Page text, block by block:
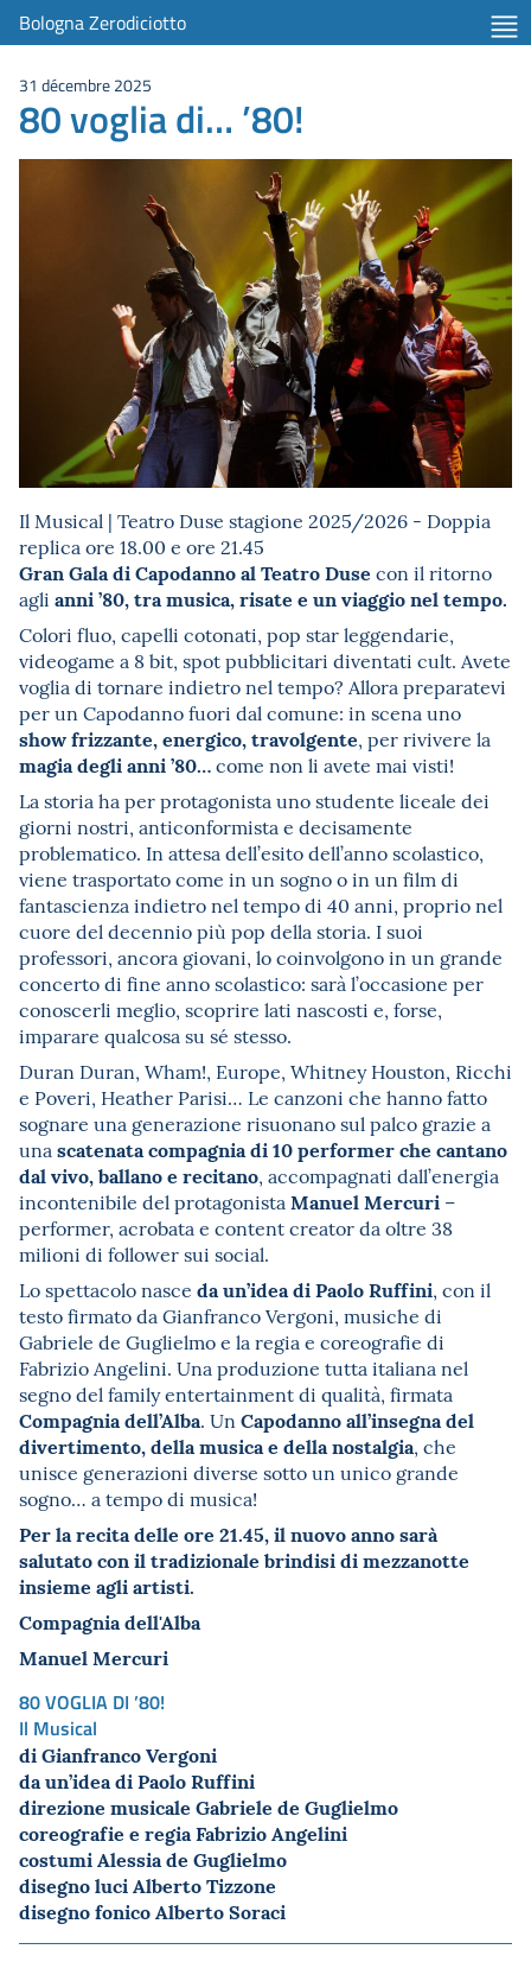
Bologna Zerodiciotto
31 décembre 2025
80 voglia di… ’80!
Il Musical | Teatro Duse stagione 2025/2026 - Doppia
replica ore 18.00 e ore 21.45
Gran Gala di Capodanno al Teatro Duse con il ritorno
agli anni ’80, tra musica, risate e un viaggio nel tempo.
Colori fluo, capelli cotonati, pop star leggendarie,
videogame a 8 bit, spot pubblicitari diventati cult. Avete
voglia di tornare indietro nel tempo? Allora preparatevi
per un Capodanno fuori dal comune: in scena uno
show frizzante, energico, travolgente, per rivivere la
magia degli anni ’80…come non li avete mai visti!
La storia ha per protagonista uno studente liceale dei
giorni nostri, anticonformista e decisamente
problematico. In attesa dell’esito dell’anno scolastico,
viene trasportato come in un sogno o in un film di
fantascienza indietro nel tempo di 40 anni, proprio nel
cuore del decennio più pop della storia. I suoi
professori, ancora giovani, lo coinvolgono in un grande
concerto di fine anno scolastico: sarà l’occasione per
conoscerli meglio, scoprire lati nascosti e, forse,
imparare qualcosa su sé stesso.
Duran Duran, Wham!, Europe, Whitney Houston, Ricchi
e Poveri, Heather Parisi… Le canzoni che hanno fatto
sognare una generazione risuonano sul palco grazie a
una scatenata compagnia di 10 performer che cantano
dal vivo, ballano e recitano, accompagnati dall’energia
incontenibile del protagonista Manuel Mercuri –
performer, acrobata e content creator da oltre 38
milioni di follower sui social.
Lo spettacolo nasce da un’idea di Paolo Ruffini, con il
testo firmato da Gianfranco Vergoni, musiche di
Gabriele de Guglielmo e la regia e coreografie di
Fabrizio Angelini. Una produzione tutta italiana nel
segno del family entertainment di qualità, firmata
Compagnia dell’Alba. Un Capodanno all’insegna del
divertimento, della musica e della nostalgia, che
unisce generazioni diverse sotto un unico grande
sogno… a tempo di musica!
Per la recita delle ore 21.45, il nuovo anno sarà
salutato con il tradizionale brindisi di mezzanotte
insieme agli artisti.
Compagnia dell'Alba
Manuel Mercuri
80 VOGLIA DI ’80!
Il Musical
di Gianfranco Vergoni
da un’idea di Paolo Ruffini
direzione musicale Gabriele de Guglielmo
coreografie e regia Fabrizio Angelini
costumi Alessia de Guglielmo
disegno luci Alberto Tizzone
disegno fonico Alberto Soraci